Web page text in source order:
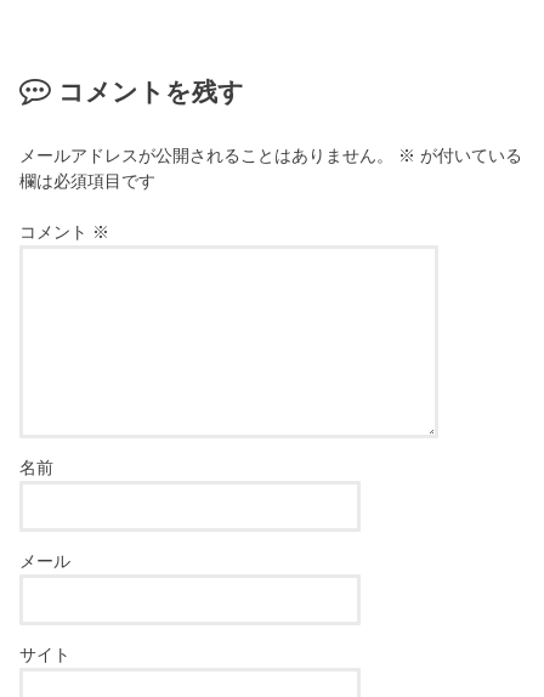
コメントを残す
メールアドレスが公開されることはありません。 ※ が付いている
欄は必須項目です
コメント ※
名前
メール
サイト